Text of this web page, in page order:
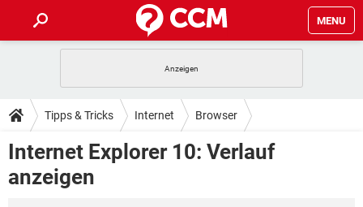
MENU
ANDROID IOS
WINDOWS 10 INSTAGRAM
WHATSAPP
TIPPS & TRICKS
SPIELE STREAMING
ANDROID IOS
WINDOWS 10
DOWNLOADS
SPIELE
FORUM
Tipps & Tricks Internet Browser
Internet Explorer
Internet Explorer 10: Verlauf
anzeigen